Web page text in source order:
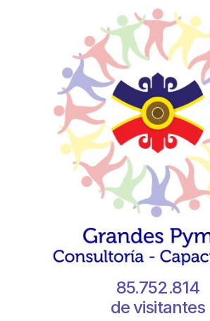
85.752.814
de visitantes